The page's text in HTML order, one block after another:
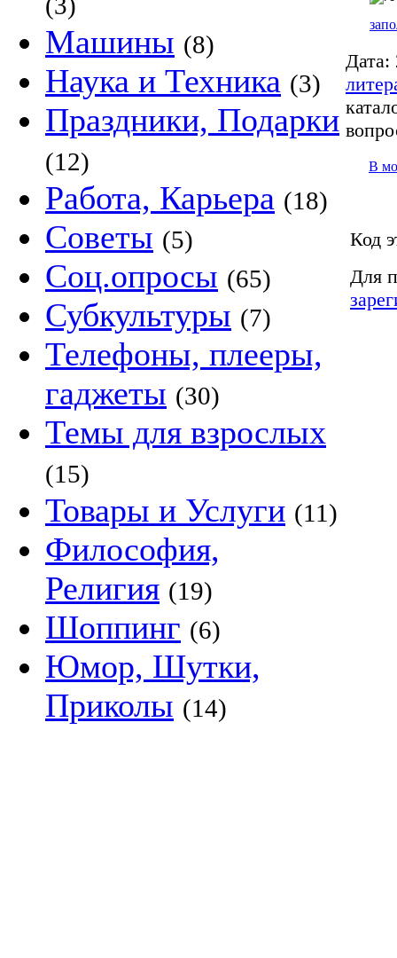
Машины (8)
Наука и Техника (3)
Праздники, Подарки
(12)
Работа, Карьера (18)
Советы (5)
Соц.опросы (65)
Субкультуры (7)
Телефоны, плееры,
гаджеты (30)
Темы для взрослых
(15)
Товары и Услуги (11)
Философия,
Религия (19)
Шоппинг (6)
Юмор, Шутки,
Приколы (14)
Дата:
В
Код
Для